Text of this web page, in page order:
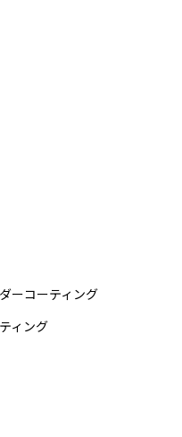
ーコーティング
ィング